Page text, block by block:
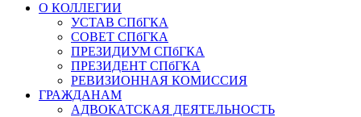
О КОЛЛЕГИИ
УСТАВ СПбГКА
СОВЕТ СПбГКА
ПРЕЗИДИУМ СПбГКА
ПРЕЗИДЕНТ СПбГКА
РЕВИЗИОННАЯ КОМИССИЯ
ГРАЖДАНАМ
АДВОКАТСКАЯ ДЕЯТЕЛЬНОСТЬ